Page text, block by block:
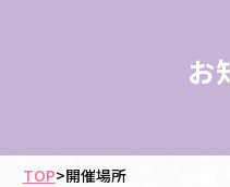
お
TOP>開催場所